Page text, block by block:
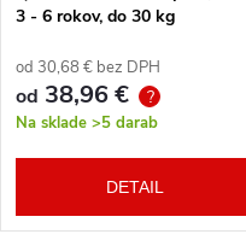
3 - 6 rokov, do 30 kg
od 30,68 € bez DPH
od 38,96 € ?
Na sklade >5 darab
DETAIL